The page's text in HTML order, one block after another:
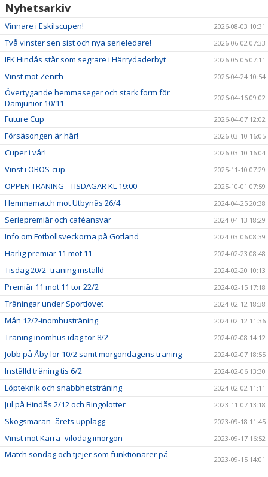
Nyhetsarkiv
Vinnare i Eskilscupen! 2026-08-03 10:31
Två vinster sen sist och nya serieledare! 2026-06-02 07:33
IFK Hindås står som segrare i Härrydaderbyt 2026-05-05 07:11
Vinst mot Zenith 2026-04-24 10:54
Övertygande hemmaseger och stark form för
Damjunior 10/11
2026-04-16 09:02
Future Cup 2026-04-07 12:02
Försäsongen är här! 2026-03-10 16:05
Cuper i vår! 2026-03-10 16:04
Vinst i OBOS-cup 2025-11-10 07:29
ÖPPEN TRÄNING - TISDAGAR KL 19:00 2025-10-01 07:59
Hemmamatch mot Utbynäs 26/4 2024-04-25 20:38
Seriepremiär och caféansvar 2024-04-13 18:29
Info om Fotbollsveckorna på Gotland 2024-03-06 08:39
Härlig premiär 11 mot 11 2024-02-23 08:48
Tisdag 20/2- träning inställd 2024-02-20 10:13
Premiär 11 mot 11 tor 22/2 2024-02-15 17:18
Träningar under Sportlovet 2024-02-12 18:38
Mån 12/2-inomhusträning 2024-02-12 11:36
Träning inomhus idag tor 8/2 2024-02-08 14:12
Jobb på Åby lör 10/2 samt morgondagens träning 2024-02-07 18:55
Inställd träning tis 6/2 2024-02-06 13:30
Löpteknik och snabbhetsträning 2024-02-02 11:11
Jul på Hindås 2/12 och Bingolotter 2023-11-07 13:18
Skogsmaran- årets upplägg 2023-09-18 11:45
Vinst mot Kärra- vilodag imorgon 2023-09-17 16:52
Match söndag och tjejer som funktionärer på
2023-09-15 14:01